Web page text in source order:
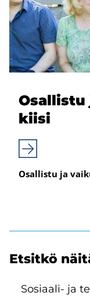
kii­si
Osallistu ja
Et­sit­kö
Sosiaali-​ ja